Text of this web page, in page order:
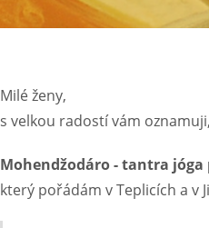
Milé ženy,
s velkou radostí vám
Mohendžodáro - tantra jóga
který pořádám v Teplicích a v